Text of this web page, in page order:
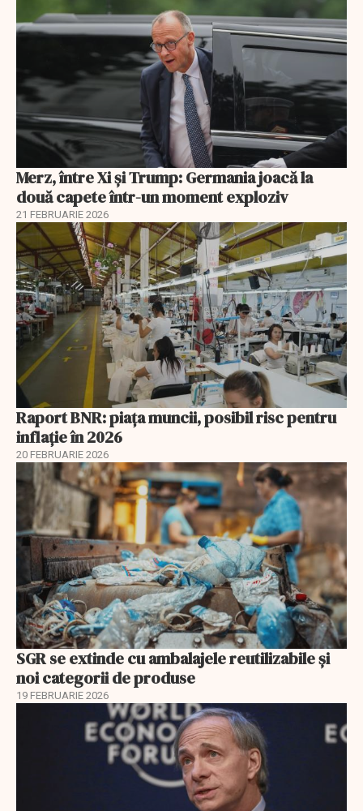
Merz, între Xi și Trump: Germania joacă la
două capete într-un moment exploziv
21 FEBRUARIE 2026
Raport BNR: piața muncii, posibil risc pentru
inflație în 2026
20 FEBRUARIE 2026
SGR se extinde cu ambalajele reutilizabile și
noi categorii de produse
19 FEBRUARIE 2026